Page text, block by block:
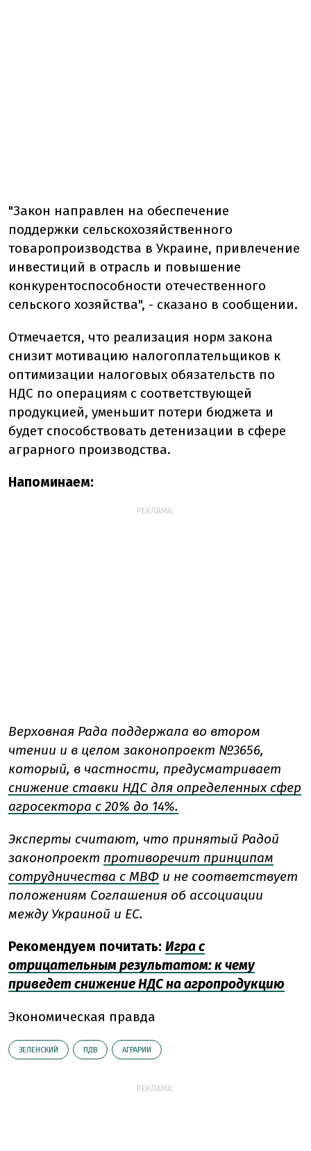
"Закон направлен на обеспечение
поддержки сельскохозяйственного
товаропроизводства в Украине, привлечение
инвестиций в отрасль и повышение
конкурентоспособности отечественного
сельского хозяйства", - сказано в сообщении.
Отмечается, что реализация норм закона
снизит мотивацию налогоплательщиков к
оптимизации налоговых обязательств по
НДС по операциям с соответствующей
продукцией, уменьшит потери бюджета и
будет способствовать детенизации в сфере
аграрного производства.
Напоминаем:
РЕКЛАМА:
Верховная Рада поддержала во втором
чтении и в целом законопроект №3656,
который, в частности, предусматривает
снижение ставки НДС для определенных сфер
агросектора с 20% до 14%.
Эксперты считают, что принятый Радой
законопроект противоречит принципам
сотрудничества с МВФ и не соответствует
положениям Соглашения об ассоциации
между Украиной и ЕС.
Рекомендуем почитать: Игра с
отрицательным результатом: к чему
приведет снижение НДС на агропродукцию
Экономическая правда
ЗЕЛЕНСКИЙ ПДВ АГРАРИИ
РЕКЛАМА: